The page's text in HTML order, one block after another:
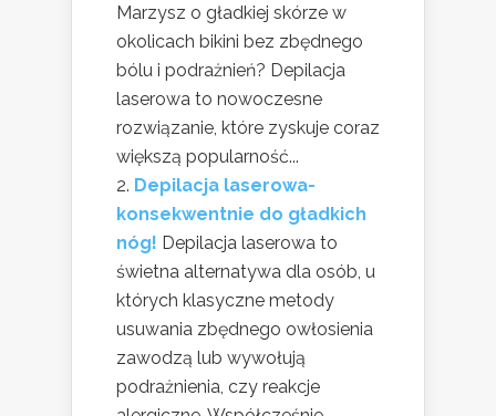
Marzysz o gładkiej skórze w
okolicach bikini bez zbędnego
bólu i podrażnień? Depilacja
laserowa to nowoczesne
rozwiązanie, które zyskuje coraz
większą popularność...
Depilacja laserowa-
konsekwentnie do gładkich
nóg! Depilacja laserowa to
świetna alternatywa dla osób, u
których klasyczne metody
usuwania zbędnego owłosienia
zawodzą lub wywołują
podrażnienia, czy reakcje